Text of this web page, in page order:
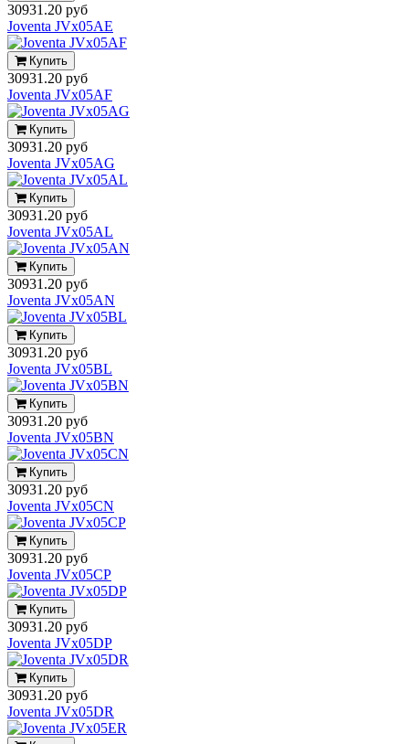
30931.20 руб
Joventa JVx05AE
Купить
30931.20 руб
Joventa JVx05AF
Купить
30931.20 руб
Joventa JVx05AG
Купить
30931.20 руб
Joventa JVx05AL
Купить
30931.20 руб
Joventa JVx05AN
Купить
30931.20 руб
Joventa JVx05BL
Купить
30931.20 руб
Joventa JVx05BN
Купить
30931.20 руб
Joventa JVx05CN
Купить
30931.20 руб
Joventa JVx05CP
Купить
30931.20 руб
Joventa JVx05DP
Купить
30931.20 руб
Joventa JVx05DR